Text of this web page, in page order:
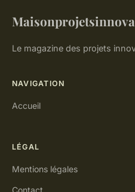
Le magazine des projets
NAVIGATION
Accueil
LÉGAL
Mentions légales